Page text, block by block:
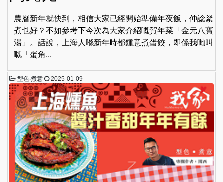
農曆新年就快到，相信大家已經開始準備年夜飯，仲諗緊
煮乜好？不如參考下今次為大家介紹嘅賀年菜「金元八寶
湯」。話說，上海人喺新年時都鍾意煮蛋餃，即係我哋叫
嘅「蛋角...
型色‧煮意 2025-01-09